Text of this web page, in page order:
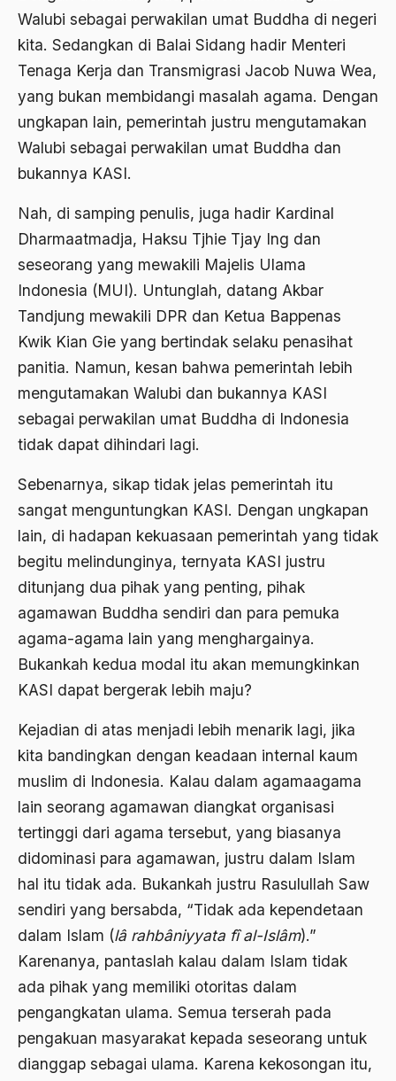
Walubi sebagai perwakilan umat Buddha di negeri
kita. Sedangkan di Balai Sidang hadir Menteri
Tenaga Kerja dan Transmigrasi Jacob Nuwa Wea,
yang bukan membidangi masalah agama. Dengan
ungkapan lain, pemerintah justru mengutamakan
Walubi sebagai perwakilan umat Buddha dan
bukannya KASI.
Nah, di samping penulis, juga hadir Kardinal
Dharmaatmadja, Haksu Tjhie Tjay Ing dan
seseorang yang mewakili Majelis Ulama
Indonesia (MUI). Untunglah, datang Akbar
Tandjung mewakili DPR dan Ketua Bappenas
Kwik Kian Gie yang bertindak selaku penasihat
panitia. Namun, kesan bahwa pemerintah lebih
mengutamakan Walubi dan bukannya KASI
sebagai perwakilan umat Buddha di Indonesia
tidak dapat dihindari lagi.
Sebenarnya, sikap tidak jelas pemerintah itu
sangat menguntungkan KASI. Dengan ungkapan
lain, di hadapan kekuasaan pemerintah yang tidak
begitu melindunginya, ternyata KASI justru
ditunjang dua pihak yang penting, pihak
agamawan Buddha sendiri dan para pemuka
agama-­agama lain yang menghargainya.
Bukankah kedua modal itu akan memungkinkan
KASI dapat bergerak lebih maju?
Kejadian di atas menjadi lebih menarik lagi, jika
kita bandingkan dengan keadaan internal kaum
muslim di Indonesia. Kalau dalam agama­agama
lain seorang agamawan diangkat organisasi
tertinggi dari agama tersebut, yang biasanya
didominasi para agamawan, justru dalam Islam
hal itu tidak ada. Bukankah justru Rasulullah Saw
sendiri yang bersabda, “Tidak ada kependetaan
dalam Islam (lâ rahbâniyyata fî al-Islâm).”
Karenanya, pantaslah kalau dalam Islam tidak
ada pihak yang memiliki otoritas dalam
pengangkatan ulama. Semua terserah pada
pengakuan masyarakat kepada seseorang untuk
dianggap sebagai ulama. Karena kekosongan itu,
1985
1984
1983
1982
1981
1980
1979
1978
1977
1976
1975
1974
1972
1971
Adipati Unus
Administrasi Negara
Adnan Buyung Nasution
Adu Pinalti
Advisors
Aera-Europa
Afganistan
Afiliasi Kultural
Afrika
Afrika utara
Agama & Negara
Agama Asli
Agama Asli Indonesia
Agama dan Negara
Agama dan negaraa
Agama dan Pemerintah
Agama dan Politik
Agama dan Praktis
Agama Demokrasi
agama elitis
Agama Hukum
Agama Inovasi
Agama Islam
agama populer
Agama Terang
Agamawan
Agenda Nasional
Agraria